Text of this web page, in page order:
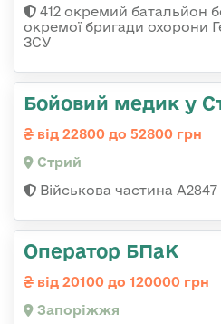
412 окремий батальйон
окремої бригади охорони
ЗСУ
Бойовий медик у
від 22800 до 52800 грн
Стрий
Військова частина А2847
Оператор БПаК
від 20100 до 120000 грн
Запоріжжя